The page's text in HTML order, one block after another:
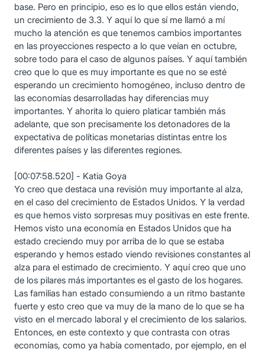
base. Pero en principio, eso es lo que ellos están viendo,
un crecimiento de 3.3. Y aquí lo que sí me llamó a mí
mucho la atención es que tenemos cambios importantes
en las proyecciones respecto a lo que veían en octubre,
sobre todo para el caso de algunos países. Y aquí también
creo que lo que es muy importante es que no se esté
esperando un crecimiento homogéneo, incluso dentro de
las economías desarrolladas hay diferencias muy
importantes. Y ahorita lo quiero platicar también más
adelante, que son precisamente los detonadores de la
expectativa de políticas monetarias distintas entre los
diferentes países y las diferentes regiones.
[00:07:58.520] - Katia Goya
Yo creo que destaca una revisión muy importante al alza,
en el caso del crecimiento de Estados Unidos. Y la verdad
es que hemos visto sorpresas muy positivas en este frente.
Hemos visto una economía en Estados Unidos que ha
estado creciendo muy por arriba de lo que se estaba
esperando y hemos estado viendo revisiones constantes al
alza para el estimado de crecimiento. Y aquí creo que uno
de los pilares más importantes es el gasto de los hogares.
Las familias han estado consumiendo a un ritmo bastante
fuerte y esto creo que va muy de la mano de lo que se ha
visto en el mercado laboral y el crecimiento de los salarios.
Entonces, en este contexto y que contrasta con otras
economías, como ya había comentado, por ejemplo, en el